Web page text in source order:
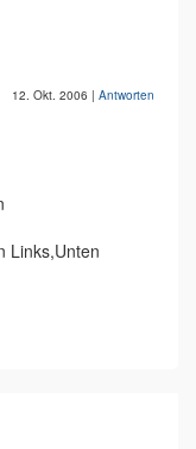
12. Okt. 2006 | Antworten
Links,Unten